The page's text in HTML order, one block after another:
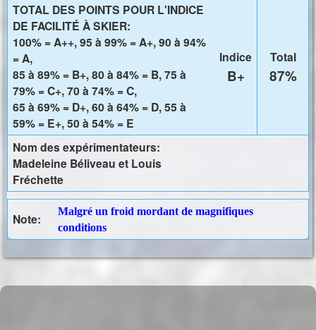
TOTAL DES POINTS POUR L'INDICE
DE FACILITÉ À SKIER:
100% = A++, 95 à 99% = A+, 90 à 94%
= A,
85 à 89% = B+, 80 à 84% = B, 75 à
79% = C+, 70 à 74% = C,
65 à 69% = D+, 60 à 64% = D, 55 à
59% = E+, 50 à 54% = E
Indice
B+
Total
87%
Nom des expérimentateurs:
Madeleine Béliveau et Louis
Fréchette
Note:
Malgré un froid mordant de magnifiques
conditions